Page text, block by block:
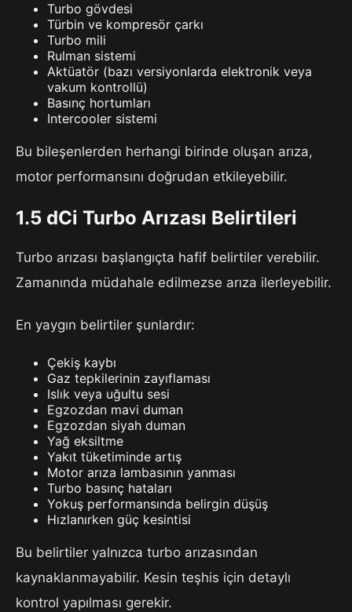
Turbo gövdesi
Türbin ve kompresör çarkı
Turbo mili
Rulman sistemi
Aktüatör (bazı versiyonlarda elektronik veya
vakum kontrollü)
Basınç hortumları
Intercooler sistemi
Bu bileşenlerden herhangi birinde oluşan arıza,
motor performansını doğrudan etkileyebilir.
1.5 dCi Turbo Arızası Belirtileri
Turbo arızası başlangıçta hafif belirtiler verebilir.
Zamanında müdahale edilmezse arıza ilerleyebilir.
En yaygın belirtiler şunlardır:
Çekiş kaybı
Gaz tepkilerinin zayıflaması
Islık veya uğultu sesi
Egzozdan mavi duman
Egzozdan siyah duman
Yağ eksiltme
Yakıt tüketiminde artış
Motor arıza lambasının yanması
Turbo basınç hataları
Yokuş performansında belirgin düşüş
Hızlanırken güç kesintisi
Bu belirtiler yalnızca turbo arızasından
kaynaklanmayabilir. Kesin teşhis için detaylı
kontrol yapılması gerekir.